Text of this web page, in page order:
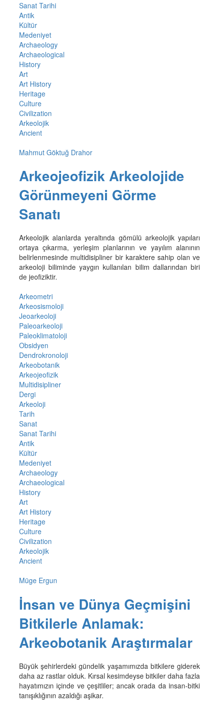
Sanat Tarihi
Antik
Kültür
Medeniyet
Archaeology
Archaeological
History
Art
Art History
Heritage
Culture
Civilization
Arkeolojik
Ancient
Mahmut Göktuğ Drahor
Arkeojeofizik Arkeolojide
Görünmeyeni Görme
Sanatı
Arkeolojik alanlarda yeraltında gömülü arkeolojik yapıları
ortaya çıkarma, yerleşim planlarının ve yayılım alanının
belirlenmesinde multidisipliner bir karaktere sahip olan ve
arkeoloji biliminde yaygın kullanılan bilim dallarından biri
de jeofiziktir.
Arkeometri
Arkeosismoloji
Jeoarkeoloji
Paleoarkeoloji
Paleoklimatoloji
Obsidyen
Dendrokronoloji
Arkeobotanik
Arkeojeofizik
Multidisipliner
Dergi
Arkeoloji
Tarih
Sanat
Sanat Tarihi
Antik
Kültür
Medeniyet
Archaeology
Archaeological
History
Art
Art History
Heritage
Culture
Civilization
Arkeolojik
Ancient
Müge Ergun
İnsan ve Dünya Geçmişini
Bitkilerle Anlamak:
Arkeobotanik Araştırmalar
Büyük şehirlerdeki gündelik yaşamımızda bitkilere giderek
daha az rastlar olduk. Kırsal kesimdeyse bitkiler daha fazla
hayatımızın içinde ve çeşitliler; ancak orada da insan-bitki
tanışıklığının azaldığı aşikar.